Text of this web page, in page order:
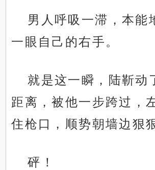
男人呼吸一滞，本能
一眼自己的右手。
就是这一瞬，陆靳动
距离，被他一步跨过，
住枪口，顺势朝墙边狠
砰！